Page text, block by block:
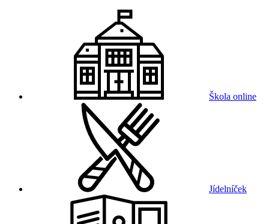
Škola online
Jídelníček